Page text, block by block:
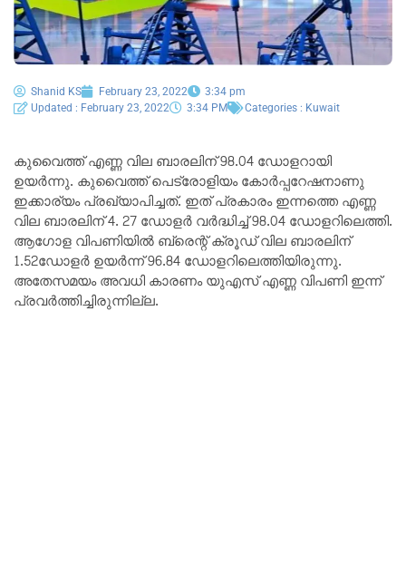
Shanid KS February 23, 2022
3:34 pm
Updated : February 23, 2022
3:34 PM Categories : Kuwait
കുവൈത്ത്‌ എണ്ണ വില ബാരലിന് 98.04 ഡോളറായി
ഉയർന്നു. കുവൈത്ത്‌ പെട്രോളിയം കോർപ്പറേഷനാണു
ഇക്കാര്യം പ്രഖ്യാപിച്ചത്‌. ഇത്‌ പ്രകാരം ഇന്നത്തെ എണ്ണ
വില ബാരലിന് 4. 27 ഡോളർ വർദ്ധിച്ച് 98.04 ഡോളറിലെത്തി.
ആഗോള വിപണിയിൽ ബ്രെന്റ് ക്രൂഡ് വില ബാരലിന്
1.52ഡോളർ ഉയർന്ന് 96.84 ഡോളറിലെത്തിയിരുന്നു.
അതേസമയം അവധി കാരണം യുഎസ് എണ്ണ വിപണി ഇന്ന്
പ്രവർത്തിച്ചിരുന്നില്ല.